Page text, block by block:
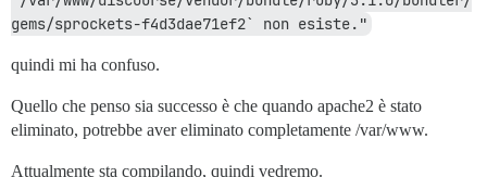
gems/sprockets-f4d3dae71ef2` non esiste."
quindi mi ha confuso.
Quello che penso sia successo è che quando apache2 è stato
eliminato, potrebbe aver eliminato completamente /var/www.
Attualmente sta compilando, quindi vedremo.